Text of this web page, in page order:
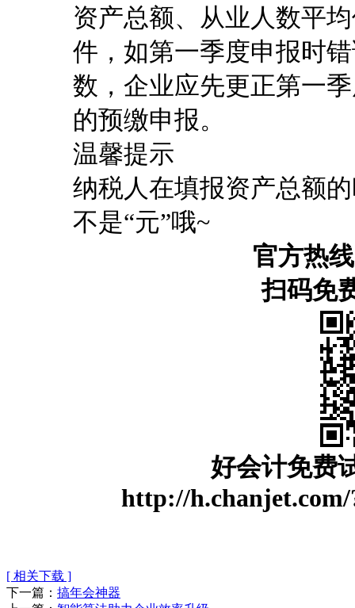
资产总额、从业人数平
件，如第一季度申报时
数，企业应先更正第一
的预缴申报。
温馨提示
纳税人在填报资产总额
不是“元”哦~
官方热
扫码免
好会计免费
http://
[ 相关下载 ]
下一篇： 搞年会神器